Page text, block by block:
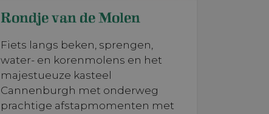
Rondje van de Molen
Fiets langs beken, sprengen,
water- en korenmolens en het
majestueuze kasteel
Cannenburgh met onderweg
prachtige afstapmomenten met